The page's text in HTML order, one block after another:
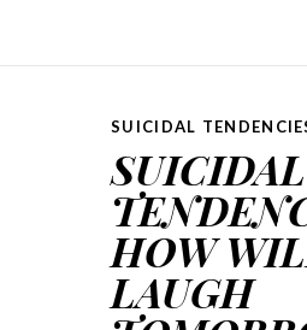
SUICIDAL
SUICIDAL
HOW
LAUGH